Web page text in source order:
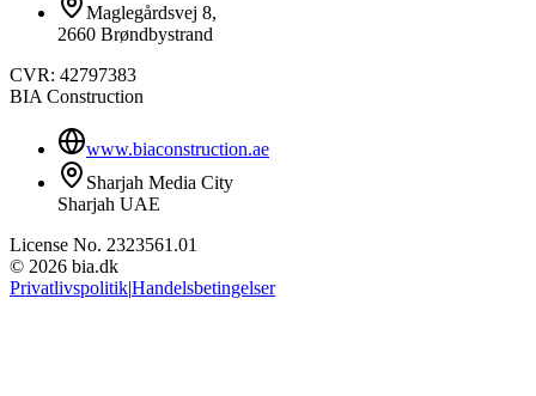
Maglegårdsvej 8,
2660 Brøndbystrand
CVR: 42797383
BIA Construction
www.biaconstruction.ae
Sharjah Media City
Sharjah UAE
License No. 2323561.01
© 2026 bia.dk
Privatlivspolitik|Handelsbetingelser